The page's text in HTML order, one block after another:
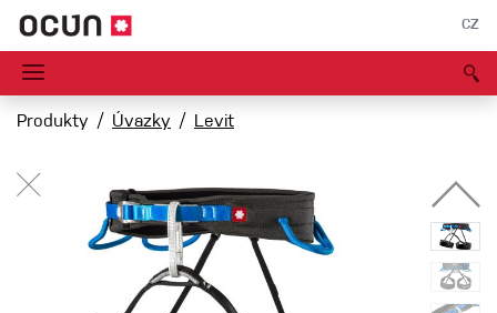
CZ
Produkty Úvazky Levit